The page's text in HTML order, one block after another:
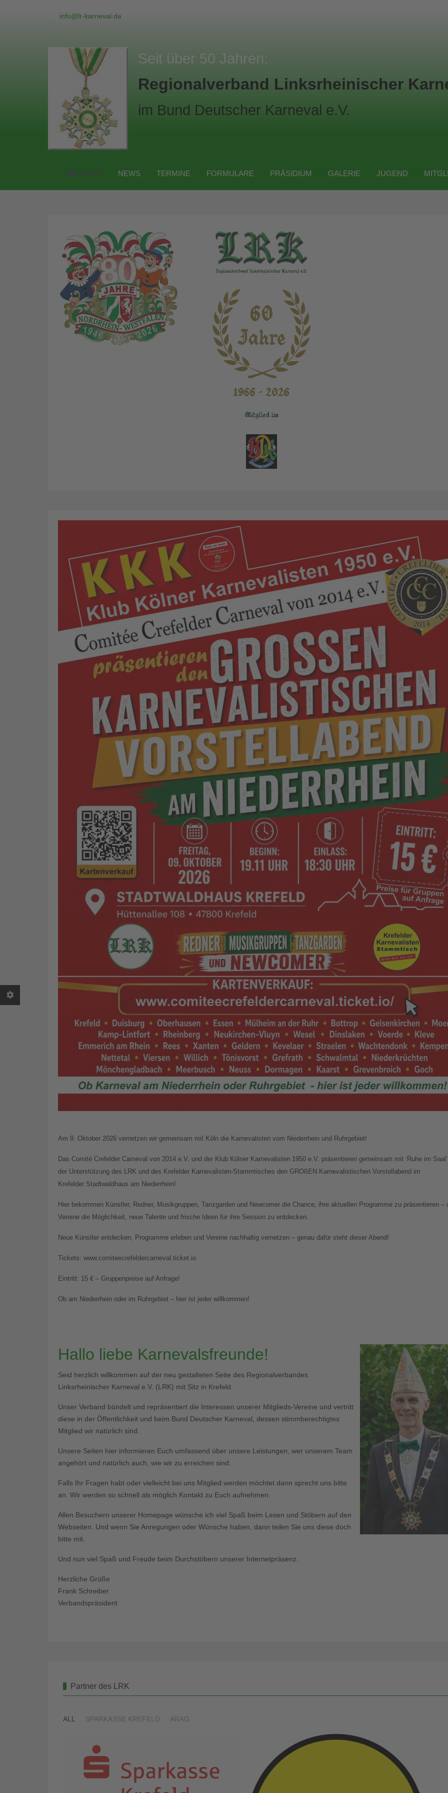
info@lr-karneval.de
Seit über 50 Jahren:
Regionalverband Linksrheinischer
im Bund Deutscher Karneval e.V.
HOME NEWS TERMINE FORMULARE PRÄSIDIUM GALERIE JUGEND
Am 9. Oktober 2026 vernetzen wir gemeinsam mit Köln die Karnevalisten vom Niederrhein und Ruhrgebiet!
Das Comité Crefelder Carneval von 2014 e.V. und der Klub Kölner Karnevalisten 1950 e.V. präsentieren gemeinsam mit ‘Ruhe im Saal’
der Unterstützung des LRK und des Krefelder Karnevalisten-Stammtisches den GROßEN Karnevalistischen Vorstellabend im
Krefelder Stadtwaldhaus am Niederrhein!
Hier bekommen Künstler, Redner, Musikgruppen, Tanzgarden und Newcomer die Chance, ihre aktuellen Programme zu präsentieren –
Vereine die Möglichkeit, neue Talente und frische Ideen für ihre Session zu entdecken.
Neue Künstler entdecken, Programme erleben und Vereine nachhaltig vernetzen – genau dafür steht dieser Abend!
Tickets: www.comiteecrefeldercarneval.ticket.io
Eintritt: 15 € – Gruppenpreise auf Anfrage!
Ob am Niederrhein oder im Ruhrgebiet – hier ist jeder willkommen!
Hallo liebe Karnevalsfreunde!
Seid herzlich willkommen auf der neu gestalteten Seite des Regionalverbandes
Linksrheinischer Karneval e.V. (LRK) mit Sitz in Krefeld.
Unser Verband bündelt und repräsentiert die Interessen unserer Mitglieds-Vereine und vertritt
diese in der Öffentlichkeit und beim Bund Deutscher Karneval, dessen stimmberechtigtes
Mitglied wir natürlich sind.
Unsere Seiten hier informieren Euch umfassend über unsere Leistungen, wer unserem Team
angehört und natürlich auch, wie wir zu erreichen sind.
Falls Ihr Fragen habt oder vielleicht bei uns Mitglied werden möchtet dann sprecht uns bitte
an. Wir werden so schnell als möglich Kontakt zu Euch aufnehmen.
Allen Besuchern unserer Homepage wünsche ich viel Spaß beim Lesen und Stöbern auf den
Webseiten. Und wenn Sie Anregungen oder Wünsche haben, dann teilen Sie uns diese doch
bitte mit.
Und nun viel Spaß und Freude beim Durchstöbern unserer Internetpräsenz.
Herzliche Grüße
Frank Schreiber
Verbandspräsident
Partner des LRK
ALL SPARKASSE KREFELD ARAG